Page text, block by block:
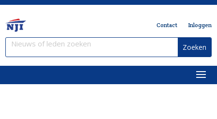
Contact Inloggen